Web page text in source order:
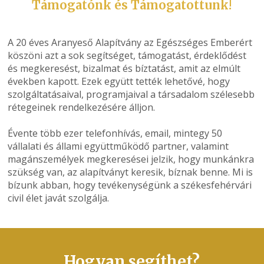
Támogatónk és Támogatottunk!
A 20 éves Aranyeső Alapítvány az Egészséges Emberért
köszöni azt a sok segítséget, támogatást, érdeklődést
és megkeresést, bizalmat és bíztatást, amit az elmúlt
években kapott. Ezek együtt tették lehetővé, hogy
szolgáltatásaival, programjaival a társadalom szélesebb
rétegeinek rendelkezésére álljon.
Évente több ezer telefonhívás, email, mintegy 50
vállalati és állami együttműködő partner, valamint
magánszemélyek megkeresései jelzik, hogy munkánkra
szükség van, az alapítványt keresik, bíznak benne. Mi is
bízunk abban, hogy tevékenységünk a székesfehérvári
civil élet javát szolgálja.